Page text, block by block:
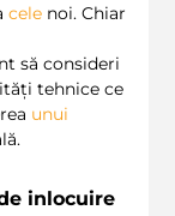
cele noi. Chiar
să consideri
tehnice ce
unui
inlocuire